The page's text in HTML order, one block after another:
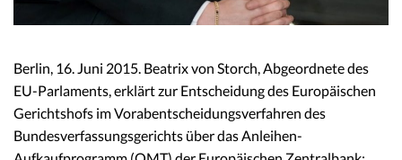
Berlin, 16. Juni 2015. Beatrix von Storch, Abgeordnete des
EU-Parlaments, erklärt zur Entscheidung des Europäischen
Gerichtshofs im Vorabentscheidungsverfahren des
Bundesverfassungsgerichts über das Anleihen-